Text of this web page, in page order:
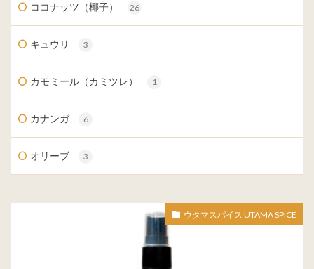
ココナッツ（椰子） 26
キュウリ 3
カモミール（カミツレ） 1
カナンガ 6
オリーブ 3
ウタマスパイス UTAMA SPICE